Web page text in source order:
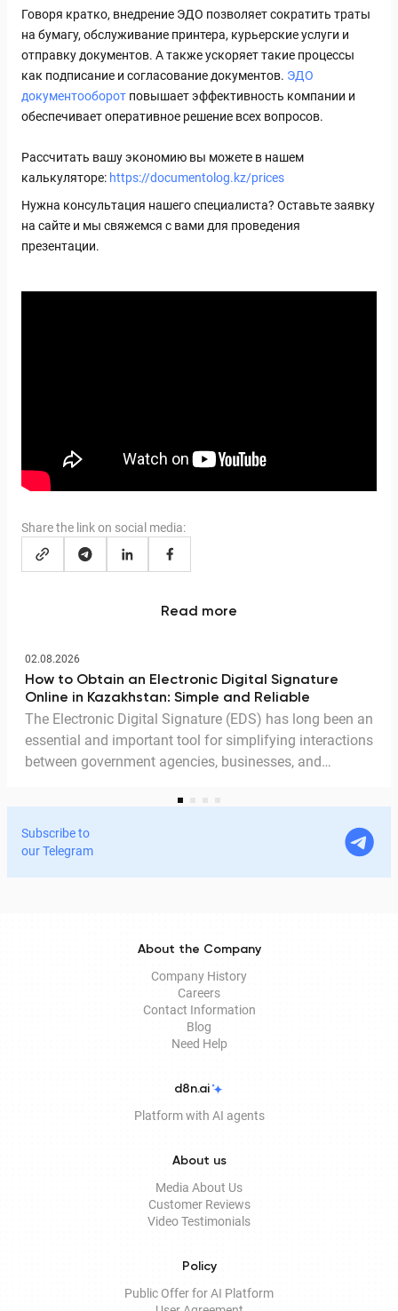
Говоря кратко, внедрение ЭДО позволяет сократить траты
на бумагу, обслуживание принтера, курьерские услуги и
отправку документов. А также ускоряет такие процессы
как подписание и согласование документов. ЭДО
документооборот повышает эффективность компании и
обеспечивает оперативное решение всех вопросов.
Рассчитать вашу экономию вы можете в нашем
калькуляторе: https://documentolog.kz/prices
Нужна консультация нашего специалиста? Оставьте заявку
на сайте и мы свяжемся с вами для проведения
презентации.
Share the link on social media:
Read more
02.08.2026
How to Obtain an Electronic Digital Signature
Online in Kazakhstan: Simple and Reliable
The Electronic Digital Signature (EDS) has long been an
essential and important tool for simplifying interactions
between government agencies, businesses, and
services and process documents online without leaving
home. In this article, we explain in detail why the EDS is
legitimate for signing documents, how to obtain it
Subscribe to
our Telegram
About the Company
Company History
Careers
Contact Information
Blog
Need Help
d8n.ai
Platform with AI agents
About us
Media About Us
Customer Reviews
Video Testimonials
Policy
Public Offer for AI Platform